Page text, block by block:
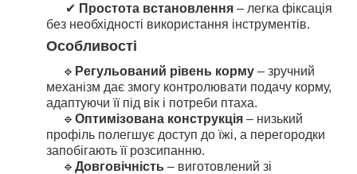
✔ Простота встановлення – легка фіксація
без необхідності використання інструментів.
Особливості
🔹 Регульований рівень корму – зручний
механізм дає змогу контролювати подачу корму,
адаптуючи її під вік і потреби птаха.
🔹 Оптимізована конструкція – низький
профіль полегшує доступ до їжі, а перегородки
запобігають її розсипанню.
🔹 Довговічність – виготовлений зі